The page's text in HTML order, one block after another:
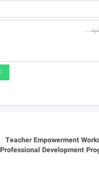
Teacher Empowerment
Professional Development